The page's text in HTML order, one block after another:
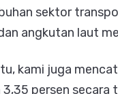
sektor
angkutan laut
kami juga
persen secara